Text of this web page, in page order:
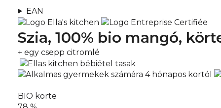
EAN
Szia, 100% bio mangó,
+ egy csepp citromlé
BIO körte